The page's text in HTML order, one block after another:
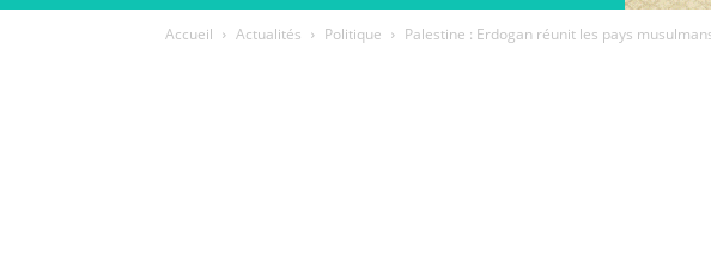
Accueil Actualités Politique Palestine : Erdogan réunit les pays